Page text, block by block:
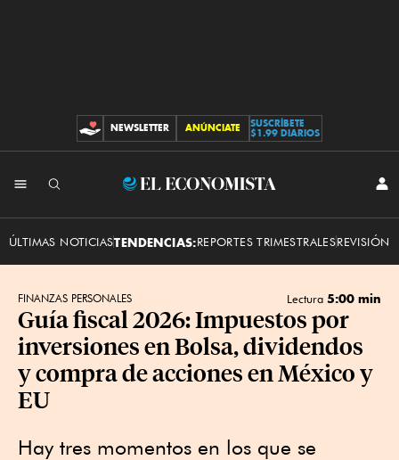
CONTRIBUCIONES
NEWSLETTER ANÚNCIATE
SUSCRÍBETE
$1.99 DIARIOS
El
ÚLTIMAS NOTICIASTENDENCIAS:REPORTES TRIMESTRALESREVISIÓN
FINANZAS PERSONALES Lectura 5:00 min
Guía fiscal 2026: Impuestos por
inversiones en Bolsa, dividendos
y compra de acciones en México y
EU
Hay tres momentos en los que se